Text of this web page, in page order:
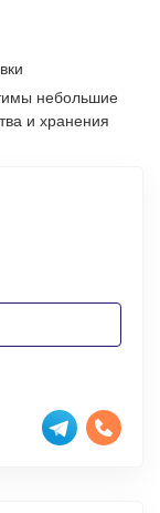
небольшие
и хранения